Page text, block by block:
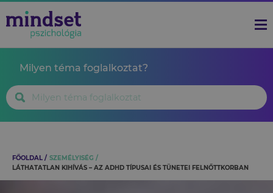
Milyen téma foglalkoztat?
FŐOLDAL
SZEMÉLYISÉG
LÁTHATATLAN KIHÍVÁS – AZ ADHD TÍPUSAI ÉS TÜNETEI FELNŐTTKORBAN